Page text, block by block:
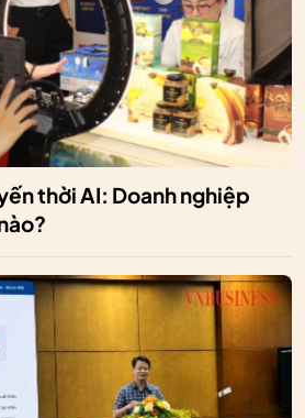
thời AI: Doanh nghiệp